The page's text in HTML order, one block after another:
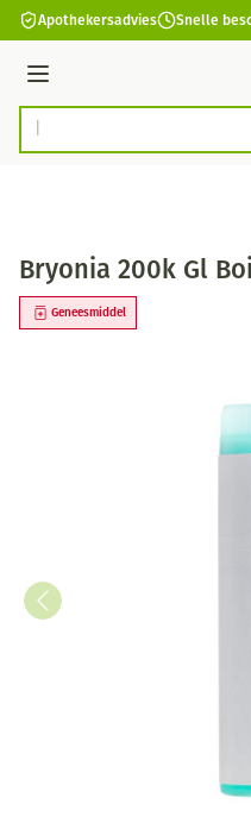
Ga naar de inhoud
Apothekersadvies Snelle
Menu
Product, merk, categorie...
Bryonia 200k Gl
Geneesmiddel